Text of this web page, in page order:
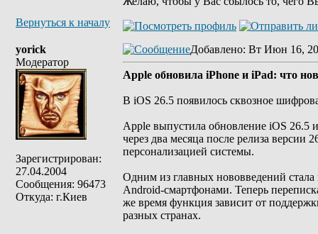
Вернуться к началу
yorick
Модератор
Зарегистрирован:
27.04.2004
Сообщения: 96473
Откуда: г.Киев
Добавлено: Вт Июн 16,
Apple обновила iPhone и iPad: что
В iOS 26.5 появилось сквозное
Apple выпустила обновление iOS 26.5
через два месяца после релиза
персонализацией системы.
Одним из главных нововведений
Android-смартфонами. Теперь
же время функция зависит от
разных странах.